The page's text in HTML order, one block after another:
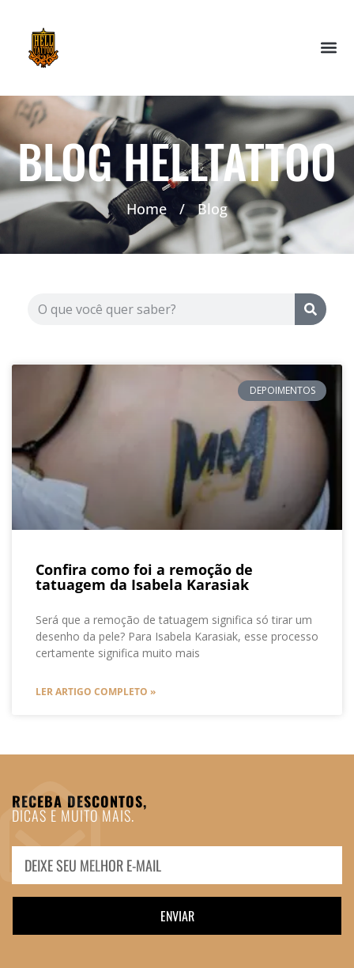
BLOG HELLTATTOO
Home / Blog
DEPOIMENTOS
Confira como foi a remoção de
tatuagem da Isabela Karasiak
Será que a remoção de tatuagem significa só tirar um
desenho da pele? Para Isabela Karasiak, esse processo
certamente significa muito mais
LER ARTIGO COMPLETO »
RECEBA DESCONTOS,
DICAS E MUITO MAIS.
ENVIAR